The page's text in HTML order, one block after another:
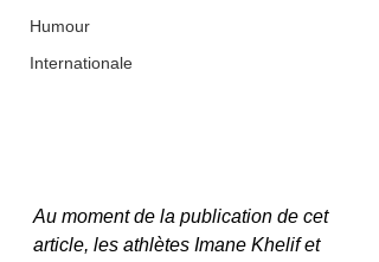
Humour
Internationale
Au moment de la publication de cet
article, les athlètes Imane Khelif et